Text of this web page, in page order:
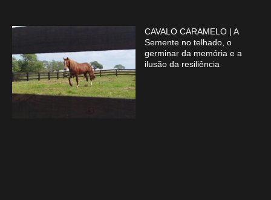
CAVALO CARAMELO | A
Semente no telhado, o
germinar da memória e a
ilusão da resiliência